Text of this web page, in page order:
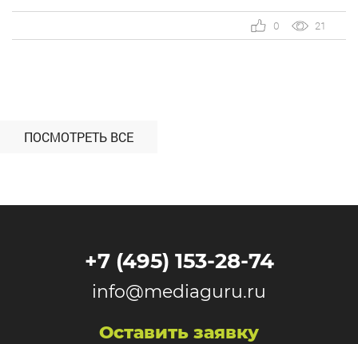
Директе появился встроенный динамический
коллтрекинг — без доплат и интеграций со
21
0
ПОСМОТРЕТЬ ВСЕ
+7 (495) 153-28-74
info@mediaguru.ru
Оставить заявку